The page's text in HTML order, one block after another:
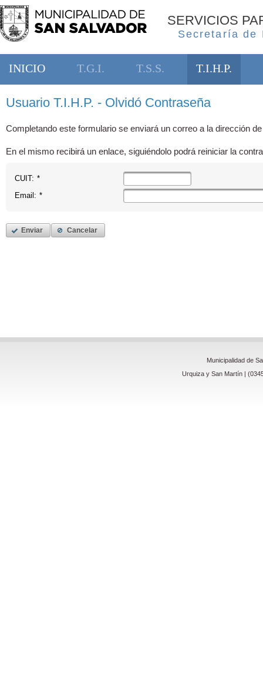
SERVICIOS
Secretaría de
INICIO T.G.I. T.S.S. T.I.H.P.
Usuario T.I.H.P. - Olvidó Contraseña
Completando este formulario se enviará un correo a la dirección
En el mismo recibirá un enlace, siguiéndolo podrá reiniciar la
CUIT: *
Email: *
Enviar Cancelar
Municipalidad de
Urquiza y San Martín |